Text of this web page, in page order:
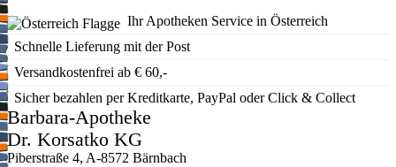
Ihr Apotheken Service in Österreich
Schnelle Lieferung mit der Post
Versandkostenfrei ab € 60,-
Sicher bezahlen per Kreditkarte, PayPal oder Click & Collect
Barbara-Apotheke
Dr. Korsatko KG
Piberstraße 4, A-8572 Bärnbach